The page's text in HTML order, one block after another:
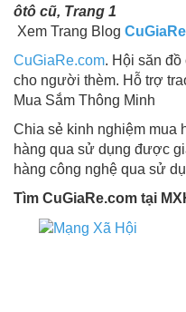
ôtô cũ, Trang 1
Xem Trang Blog CuGiaRe
CuGiaRe.com. Hội săn
cho người thèm. Hỗ trợ
Mua Sắm Thông Minh
Chia sẻ kinh nghiệm mua
hàng qua sử dụng được
hàng công nghệ qua sử
Tìm CuGiaRe.com tại